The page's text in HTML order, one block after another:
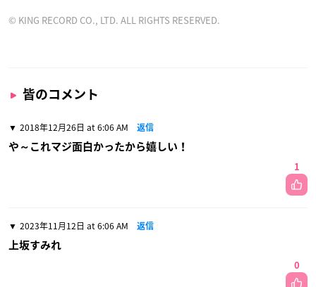
© KING RECORD CO., LTD. ALL RIGHTS RESERVED.
皆のコメント
2018年12月26日 at 6:06 AM 返信
や～これマジ面白かったから嬉しい！
1
2023年11月12日 at 6:06 AM 返信
上坂すみれ
0